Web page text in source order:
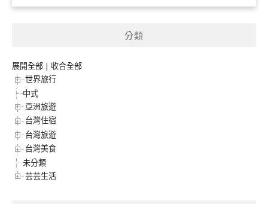
分類
展開全部 | 收合全部
世界旅行
中式
亞洲旅遊
台灣住宿
台灣旅遊
台灣美食
未分類
芸芸生活